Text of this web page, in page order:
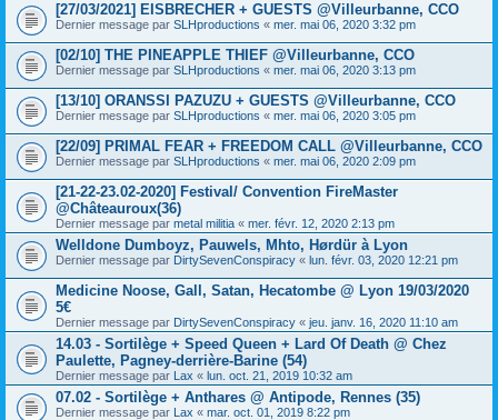
[27/03/2021] EISBRECHER + GUESTS @Villeurbanne, CCO
Dernier message par SLHproductions « mer. mai 06, 2020 3:32 pm
[02/10] THE PINEAPPLE THIEF @Villeurbanne, CCO
Dernier message par SLHproductions « mer. mai 06, 2020 3:13 pm
[13/10] ORANSSI PAZUZU + GUESTS @Villeurbanne, CCO
Dernier message par SLHproductions « mer. mai 06, 2020 3:05 pm
[22/09] PRIMAL FEAR + FREEDOM CALL @Villeurbanne, CCO
Dernier message par SLHproductions « mer. mai 06, 2020 2:09 pm
[21-22-23.02-2020] Festival/ Convention FireMaster
@Châteauroux(36)
Dernier message par metal militia « mer. févr. 12, 2020 2:13 pm
Welldone Dumboyz, Pauwels, Mhto, Hørdür à Lyon
Dernier message par DirtySevenConspiracy « lun. févr. 03, 2020 12:21 pm
Medicine Noose, Gall, Satan, Hecatombe @ Lyon 19/03/2020
5€
Dernier message par DirtySevenConspiracy « jeu. janv. 16, 2020 11:10 am
14.03 - Sortilège + Speed Queen + Lard Of Death @ Chez
Paulette, Pagney-derrière-Barine (54)
Dernier message par Lax « lun. oct. 21, 2019 10:32 am
07.02 - Sortilège + Anthares @ Antipode, Rennes (35)
Dernier message par Lax « mar. oct. 01, 2019 8:22 pm